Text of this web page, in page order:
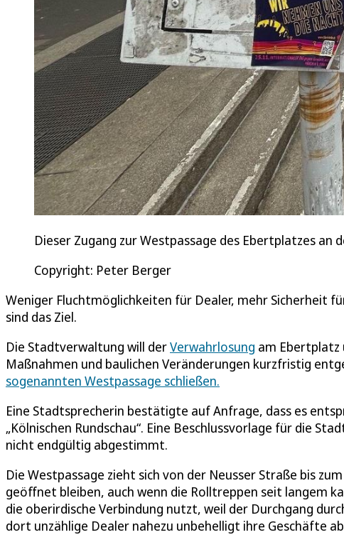
Dieser Zugang zur Westpassage des Ebertplatzes
Copyright: Peter Berger
Weniger Fluchtmöglichkeiten für Dealer, mehr Sicherheit
sind das Ziel.
Die Stadtverwaltung will derVerwahrlosung am
Maßnahmen und baulichen Veränderungen kurzfristig
sogenannten Westpassage schließen.
Eine Stadtsprecherin bestätigte auf Anfrage, dass es
„Kölnischen Rundschau“. Eine Beschlussvorlage für die
nicht endgültig abgestimmt.
Die Westpassage zieht sich von der Neusser Straße bis zum
geöffnet bleiben, auch wenn die Rolltreppen seit langem
die oberirdische Verbindung nutzt, weil der Durchgang
dort unzählige Dealer nahezu unbehelligt ihre Geschäfte